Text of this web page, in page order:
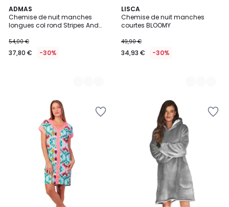
ADMAS
Chemise de nuit manches
longues col rond Stripes And
54,00 €
37,80 € -30%
2
Couleurs
LISCA
Chemise de nuit manches
courtes BLOOMY
49,90 €
34,93 € -30%
2
Couleurs